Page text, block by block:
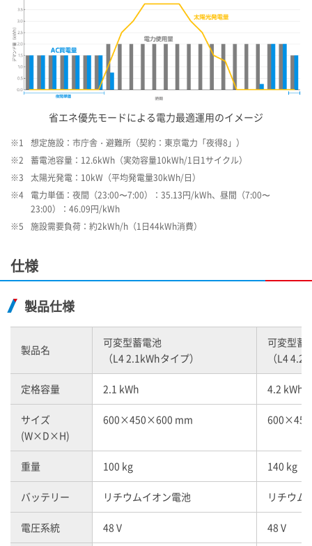
省エネ優先モードによる電力最適運用のイメージ
※1
想定施設：市庁舎・避難所（契約：東京電力「夜得8」）
※2
蓄電池容量：12.6kWh（実効容量10kWh/1日1サイクル）
※3
太陽光発電：10kW（平均発電量30kWh/日）
※4
電力単価：夜間（23:00〜7:00）：35.13円/kWh、昼間（7:00〜
23:00）：46.09円/kWh
※5
施設需要負荷：約2kWh/h（1日44kWh消費）
仕様
製品仕様
製品名
可変型蓄電池
（L4 2.1kWhタイプ）
可変型蓄
（L4
定格容量 2.1 kWh 4.2 kWh
サイズ
(W×D×H)
600×450×600 mm
重量 100 kg 140 kg
バッテリー リチウムイオン電池 リチウム
電圧系統 48 V 48 V